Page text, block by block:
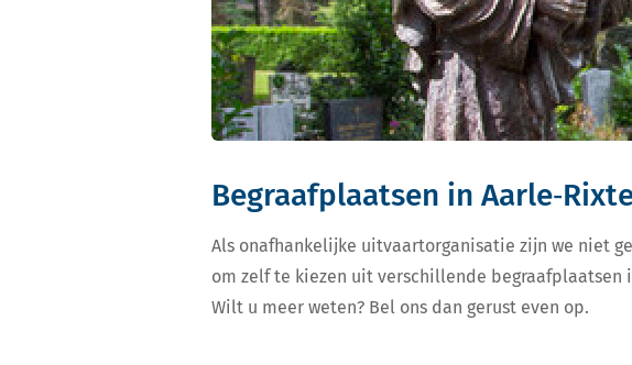
Begraafplaatsen in
Als onafhankelijke uitvaartorganisatie zijn we niet
om zelf te kiezen uit verschillende begraafplaatsen
Wilt u meer weten? Bel ons dan gerust even op.